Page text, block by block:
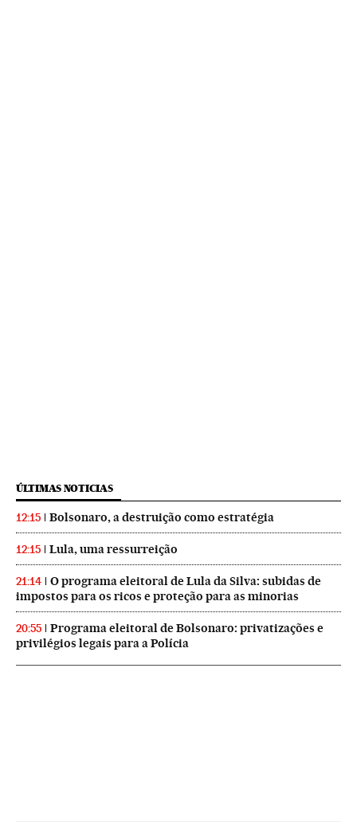
ÚLTIMAS NOTICIAS
12:15 Bolsonaro, a destruição como estratégia
12:15 Lula, uma ressurreição
21:14
O programa eleitoral de Lula da Silva: subidas de
impostos para os ricos e proteção para as minorias
20:55
Programa eleitoral de Bolsonaro: privatizações e
privilégios legais para a Polícia